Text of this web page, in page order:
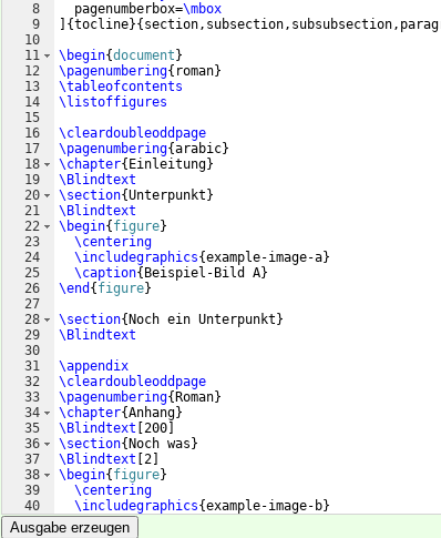
8
9
10
11
12
13
14
15
16
17
18
19
20
21
22
23
24
25
26
27
28
29
30
31
32
33
34
35
36
37
38
39
40
41
  pagenumberbox=
\mbox
{tocline}{
\begin{document }
\pagenumbering{ roman}
\tableofcontents
\listoffigures
\cleardoubleoddpage
\pagenumbering{arabic}
\chapter{ Einleitung}
\Blindtext
\section{Unterpunkt }
\Blindtext
\begin{ figure}
\centering
\includegraphics{example-image-a}
\caption{ Beispiel-Bild A}
\end { figure}
\section{ Noch ein Unterpunkt }
\Blindtext
\appendix
\cleardoubleoddpage
\pagenumbering{ Roman}
\chapter{Anhang}
\Blindtext 200
\section{ Noch was }
\Blindtext 2
\begin{ figure}
\centering
\includegraphics{example-image-b}
\caption{
Ausgabe erzeugen